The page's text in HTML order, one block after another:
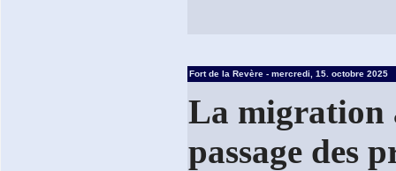
Fort de la Revère - mercredi, 15. octobre 2025
La migration
passage des